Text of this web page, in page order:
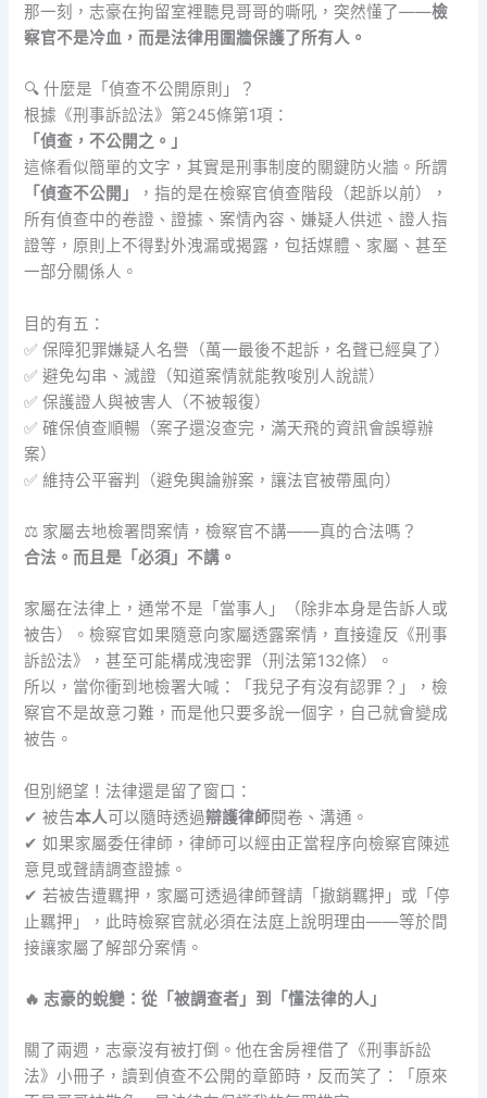
那一刻，志豪在拘留室裡聽見哥哥的嘶吼，突然懂了——檢
察官不是冷血，而是法律用圍牆保護了所有人。
🔍 什麼是「偵查不公開原則」？
根據《刑事訴訟法》第245條第1項：
「偵查，不公開之。」
這條看似簡單的文字，其實是刑事制度的關鍵防火牆。所謂
「偵查不公開」
，指的是在檢察官偵查階段（起訴以前），
所有偵查中的卷證、證據、案情內容、嫌疑人供述、證人指
證等， 原則上不得對外洩漏或揭露 ，包括媒體、家屬、甚至
一部分關係人。
目的有五：
✅ 保障犯罪嫌疑人名譽（萬一最後不起訴，名聲已經臭了）
✅ 避免勾串、滅證（知道案情就能教唆別人說謊）
✅ 保護證人與被害人（不被報復）
✅ 確保偵查順暢（案子還沒查完，滿天飛的資訊會誤導辦
案）
✅ 維持公平審判（避免輿論辦案，讓法官被帶風向）
⚖️ 家屬去地檢署問案情，檢察官不講——真的合法嗎？
合法。而且是「必須」不講。
家屬在法律上，通常不是「當事人」（除非本身是告訴人或
被告）。檢察官如果隨意向家屬透露案情，直接違反《刑事
訴訟法》，甚至可能構成洩密罪（刑法第132條）。
所以，當你衝到地檢署大喊：「我兒子有沒有認罪？」，檢
察官不是故意刁難，而是他只要多說一個字，自己就會變成
被告。
但別絕望！法律還是留了窗口：
✔ 被告本人可以隨時透過辯護律師閱卷、溝通。
✔ 如果家屬委任律師，律師可以經由正當程序向檢察官陳述
意見或聲請調查證據。
✔ 若被告遭羈押，家屬可透過律師聲請「撤銷羈押」或「停
止羈押」，此時檢察官就必須在法庭上說明理由——等於間
接讓家屬了解部分案情。
🔥 志豪的蛻變：從「被調查者」到「懂法律的人」
關了兩週，志豪沒有被打倒。他在舍房裡借了《刑事訴訟
法》小冊子，讀到偵查不公開的章節時，反而笑了：「原來